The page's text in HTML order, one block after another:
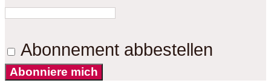
Abonnement abbestellen
Abonniere mich